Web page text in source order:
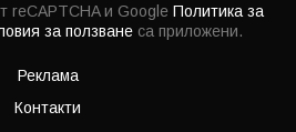
reCAPTCHA и Google Политика за
за ползване са приложени.
Реклама
Контакти